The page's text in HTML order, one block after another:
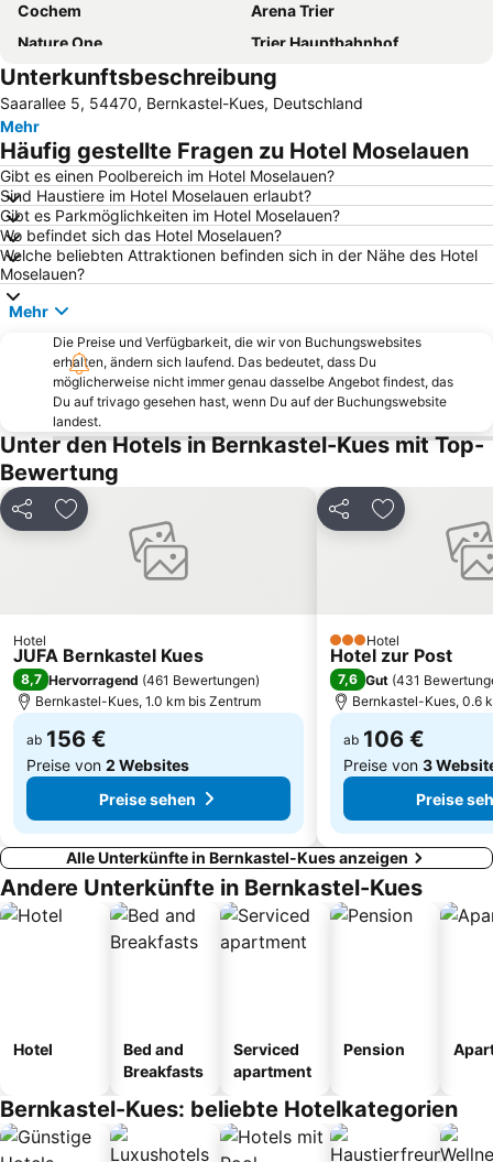
Cochem
Arena Trier
Nature One
Trier Hauptbahnhof
Bernkastel
Kastellaun
Mosel-Wein-Express
Meerfelder Maar
Schalkenmehrener Maar
Bahnhof Wasserbillig
European Geopark Vulkaneifel
Mosel Wein Museum
Maare-Mosel-Radweg
Cond
Porta Nigra
Bahnhof Cochem
Brauhaus Kloster Machern
Sehl
Pulvermaar
Kyrburg
Olewig
Alte Burg Longuich
Trierer Dom
Zeltinger Hof
Abtei Himmerod
Vulkanexpress Brohltal-Railway
Euren
Zewen
Keltischer Ringwall in Otzenhausen
Naturfreibad Gemündener Maar
Hauptmarkt
Nürburg
Ehrenburg
Unterkunftsbeschreibung
Saarallee 5, 54470, Bernkastel-Kues, Deutschland
Mehr
Häufig gestellte Fragen zu Hotel Moselauen
Gibt es einen Poolbereich im Hotel Moselauen?
Sind Haustiere im Hotel Moselauen erlaubt?
Gibt es Parkmöglichkeiten im Hotel Moselauen?
Wo befindet sich das Hotel Moselauen?
Welche beliebten Attraktionen befinden sich in der Nähe des Hotel
Moselauen?
Mehr
Die Preise und Verfügbarkeit, die wir von Buchungswebsites
erhalten, ändern sich laufend. Das bedeutet, dass Du
möglicherweise nicht immer genau dasselbe Angebot findest, das
Du auf trivago gesehen hast, wenn Du auf der Buchungswebsite
landest.
Unter den Hotels in Bernkastel-Kues mit Top-
Bewertung
Teilen Zu Favoriten hinzufügen
Hotel
JUFA Bernkastel Kues
8,7 Hervorragend (461 Bewertungen)
Bernkastel-Kues, 1.0 km bis Zentrum
ab 156 €
Preise von 2 Websites
Preise sehen
Teilen Zu Favoriten
3 Sterne
Hotel
Hotel zur Post
7,6 Gut (431
Bernkastel-Kues, 0.6
ab 106 €
Preise von 3
Preise
Alle Unterkünfte in Bernkastel-Kues anzeigen
Andere Unterkünfte in Bernkastel-Kues
Hotel
Bed and
Breakfasts
Serviced
apartment
Pension
Bernkastel-Kues: beliebte Hotelkategorien